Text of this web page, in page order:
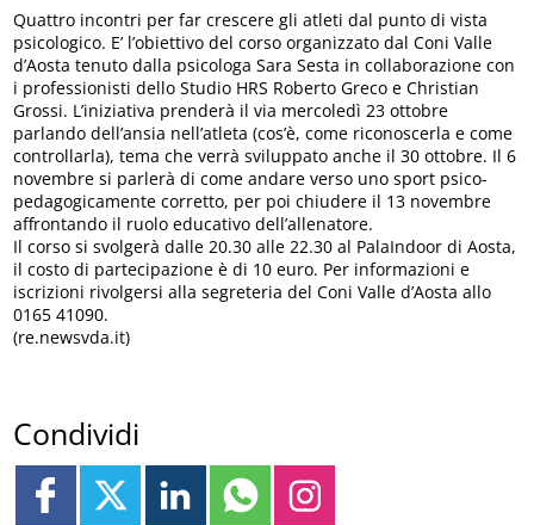
Quattro incontri per far crescere gli atleti dal punto di vista
psicologico. E’ l’obiettivo del corso organizzato dal Coni Valle
d’Aosta tenuto dalla psicologa Sara Sesta in collaborazione con
i professionisti dello Studio HRS Roberto Greco e Christian
Grossi. L’iniziativa prenderà il via mercoledì 23 ottobre
parlando dell’ansia nell’atleta (cos’è, come riconoscerla e come
controllarla), tema che verrà sviluppato anche il 30 ottobre. Il 6
novembre si parlerà di come andare verso uno sport psico-
pedagogicamente corretto, per poi chiudere il 13 novembre
affrontando il ruolo educativo dell’allenatore.
Il corso si svolgerà dalle 20.30 alle 22.30 al PalaIndoor di Aosta,
il costo di partecipazione è di 10 euro. Per informazioni e
iscrizioni rivolgersi alla segreteria del Coni Valle d’Aosta allo
0165 41090.
(re.newsvda.it)
Condividi